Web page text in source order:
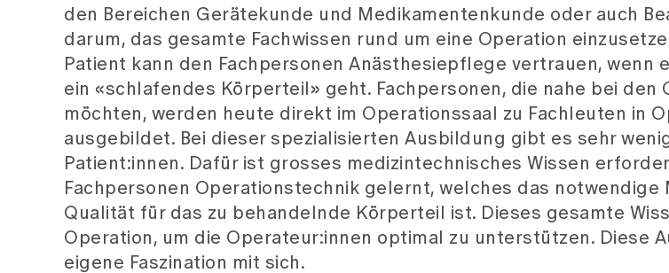
den Bereichen Gerätekunde und Medikamentenkunde oder auch
darum, das gesamte Fachwissen rund um eine Operation
Patient kann den Fachpersonen Anästhesiepflege vertrauen, wenn
ein «schlafendes Körperteil» geht. Fachpersonen, die nahe bei den
möchten, werden heute direkt im Operationssaal zu Fachleuten in
ausgebildet. Bei dieser spezialisierten Ausbildung gibt es sehr
Patient:innen. Dafür ist grosses medizintechnisches Wissen
Fachpersonen Operationstechnik gelernt, welches das
Qualität für das zu behandelnde Körperteil ist. Dieses gesamte
Operation, um die Operateur:innen optimal zu unterstützen. Diese
eigene Faszination mit sich.